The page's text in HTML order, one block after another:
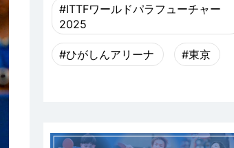
#ITTFワールドパラフューチャー
2025
#ひがしんアリーナ #東京